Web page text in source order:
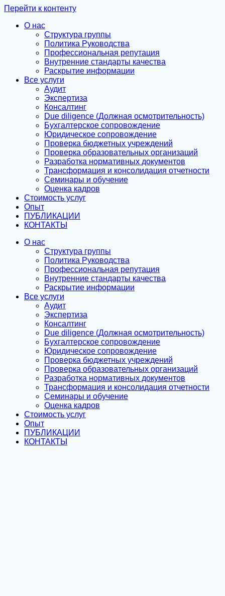
Перейти к контенту
О нас
Структура группы
Политика Руководства
Профессиональная репутация
Внутренние стандарты качества
Раскрытие информации
Все услуги
Аудит
Экспертиза
Консалтинг
Due diligence (Должная осмотрительность)
Бухгалтерское сопровождение
Юридическое сопровождение
Проверка бюджетных учреждений
Проверка образовательных организаций
Разработка нормативных документов
Трансформация и консолидация отчетности
Семинары и обучение
Оценка кадров
Стоимость услуг
Опыт
ПУБЛИКАЦИИ
КОНТАКТЫ
О нас
Структура группы
Политика Руководства
Профессиональная репутация
Внутренние стандарты качества
Раскрытие информации
Все услуги
Аудит
Экспертиза
Консалтинг
Due diligence (Должная осмотрительность)
Бухгалтерское сопровождение
Юридическое сопровождение
Проверка бюджетных учреждений
Проверка образовательных организаций
Разработка нормативных документов
Трансформация и консолидация отчетности
Семинары и обучение
Оценка кадров
Стоимость услуг
Опыт
ПУБЛИКАЦИИ
КОНТАКТЫ